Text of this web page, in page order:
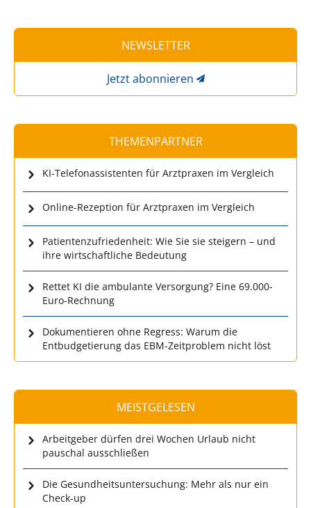
NEWSLETTER
Jetzt abonnieren
THEMENPARTNER
KI-Telefonassistenten für Arztpraxen im Vergleich
Online-Rezeption für Arztpraxen im Vergleich
Patientenzufriedenheit: Wie Sie sie steigern – und
ihre wirtschaftliche Bedeutung
Rettet KI die ambulante Versorgung? Eine 69.000-
Euro-Rechnung
Dokumentieren ohne Regress: Warum die
Entbudgetierung das EBM-Zeitproblem nicht löst
MEISTGELESEN
Arbeitgeber dürfen drei Wochen Urlaub nicht
pauschal ausschließen
Die Gesundheitsuntersuchung: Mehr als nur ein
Check-up